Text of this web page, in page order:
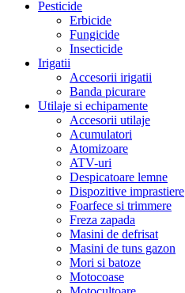
Pesticide
Erbicide
Fungicide
Insecticide
Irigatii
Accesorii irigatii
Banda picurare
Utilaje si echipamente
Accesorii utilaje
Acumulatori
Atomizoare
ATV-uri
Despicatoare lemne
Dispozitive imprastiere
Foarfece si trimmere
Freza zapada
Masini de defrisat
Masini de tuns gazon
Mori si batoze
Motocoase